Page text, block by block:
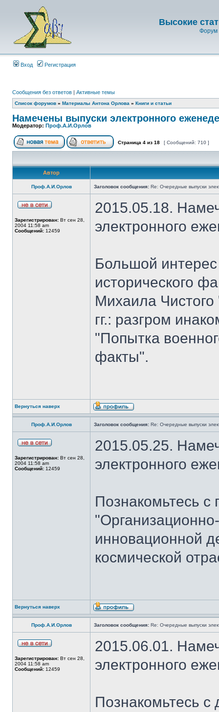
Высокие
Форум
Вход Регистрация
Сообщения без ответов | Активные темы
Список форумов » Материалы Антона Орлова » Книги и статьи
Намечены выпуски электронного
Модератор: Проф.А.И.Орлов
Страница 4 из 18 [ Сообщений: 710 ]
Автор
Проф.А.И.Орлов Заголовок сообщения: Re: Очередные выпуски
Зарегистрирован: Вт сен 28,
2004 11:58 am
Сообщений: 12459
2015.05.18.
электронного
Большой интерес
исторического
Михаила
гг.: разгром
"Попытка
факты".
Вернуться наверх
Проф.А.И.Орлов Заголовок сообщения: Re: Очередные выпуски
Зарегистрирован: Вт сен 28,
2004 11:58 am
Сообщений: 12459
2015.05.25.
электронного
Познакомьтесь
инновационной
космической
Вернуться наверх
Проф.А.И.Орлов Заголовок сообщения: Re: Очередные выпуски
Зарегистрирован: Вт сен 28,
2004 11:58 am
Сообщений: 12459
2015.06.01.
электронного
Познакомьтесь